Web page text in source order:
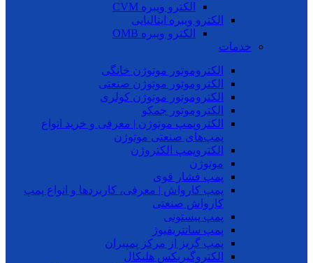
الکترو ویبره CVM
الکترو ویبره ایتالیایی
الکترو ویبره OMB
خدمات
الکتروموتور موتوژن خانگی
الکتروموتور موتوژن صنعتی
الکتروموتور موتوژن کولری
الکتروموتور جمکو
الکتروپمپ موتوژن | معرفی و خرید انواع
پمپ‌های صنعتی موتوژن
الکتروپمپ الکتروژن
موتوژن
پمپ فشار قوی
پمپ کارواش | معرفی، کاربردها و انواع پمپ
کارواش صنعتی
پمپ پیستونی
پمپ سانتریفیوژ
پمپ گریز از مرکز پمپیران
الکتروگیربکس هلیکال